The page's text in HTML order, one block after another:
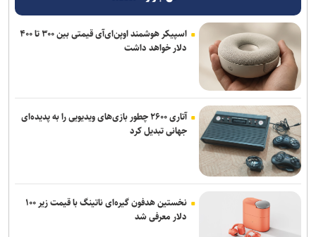
اسپیکر هوشمند اوپن‌ای‌آی قیمتی بین ۳۰۰ تا ۴۰۰
دلار خواهد داشت
آتاری ۲۶۰۰ چطور بازی‌های ویدیویی را به پدیده‌ای
جهانی تبدیل کرد
نخستین هدفون گیره‌ای ناتینگ با قیمت زیر ۱۰۰
دلار معرفی شد